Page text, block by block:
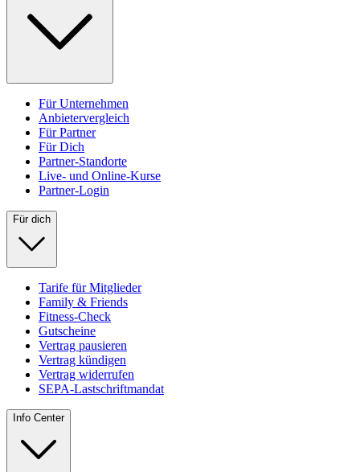
Für Unternehmen
Anbietervergleich
Für Partner
Für Dich
Partner-Standorte
Live- und Online-Kurse
Partner-Login
Für dich
Tarife für Mitglieder
Family & Friends
Fitness-Check
Gutscheine
Vertrag pausieren
Vertrag kündigen
Vertrag widerrufen
SEPA-Lastschriftmandat
Info Center